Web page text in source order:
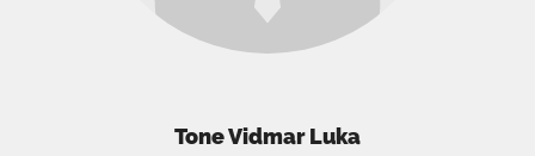
Tone Vidmar Luka